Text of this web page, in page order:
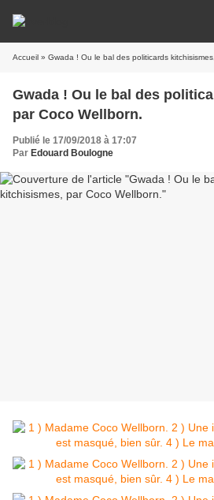
Accueil » Gwada ! Ou le bal des politicards
Gwada ! Ou le bal des
par Coco Wellborn.
Publié le 17/09/2018 à 17:07
Par Edouard Boulogne